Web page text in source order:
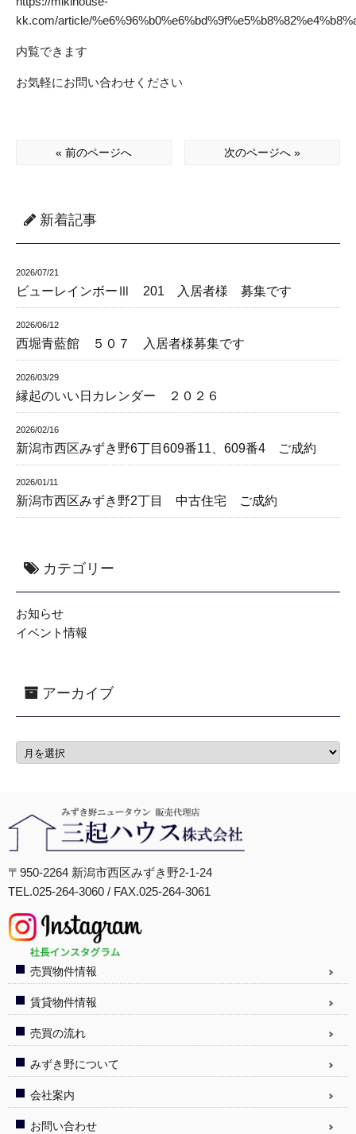
kk.com/article/
内覧できます
お気軽にお問い合わせください
« 前のページへ 次のページへ »
新着記事
2026/07/21
ビューレインボーⅢ 201 入居者様 募集です
2026/06/12
西堀青藍館 ５０７ 入居者様募集です
2026/03/29
縁起のいい日カレンダー ２０２６
2026/02/16
新潟市西区みずき野6丁目609番11、609番4 ご成約
2026/01/11
新潟市西区みずき野2丁目 中古住宅 ご成約
カテゴリー
お知らせ
イベント情報
アーカイブ
〒950-2264 新潟市西区みずき野2-1-24
TEL.025-264-3060 / FAX.025-264-3061
売買物件情報
賃貸物件情報
売買の流れ
みずき野について
会社案内
お問い合わせ